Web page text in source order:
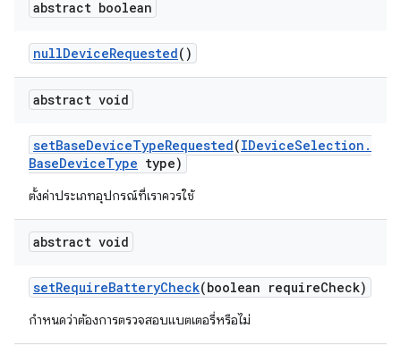
abstract boolean
nullDeviceRequested()
abstract void
setBaseDeviceTypeRequested(IDeviceSelection .
BaseDeviceType type)
ตั้งค่าประเภทอุปกรณ์ที่เราควรใช้
abstract void
setRequireBatteryCheck(boolean requireCheck)
กำหนดว่าต้องการตรวจสอบแบตเตอรี่หรือไม่